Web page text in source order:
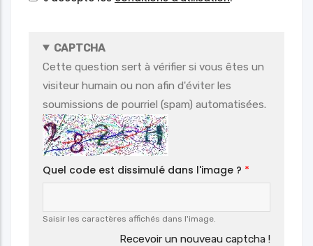
CAPTCHA
Cette question sert à vérifier si vous êtes un
visiteur humain ou non afin d'éviter les
soumissions de pourriel (spam) automatisées.
Quel code est dissimulé dans l'image ?
Saisir les caractères affichés dans l'image.
Recevoir un nouveau captcha !